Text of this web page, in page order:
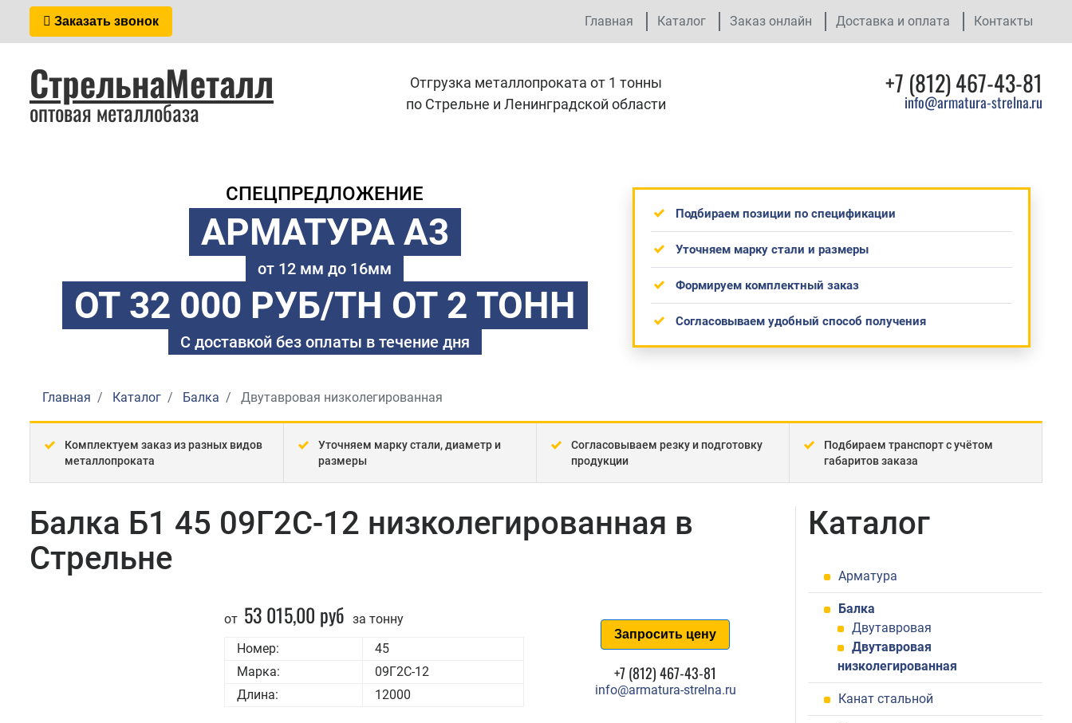
Заказать звонок Главная Каталог Заказ онлайн Доставка и оплата Контакты
СтрельнаМеталл
оптовая металлобаза
Отгрузка металлопроката от 1 тонны
по Стрельне и Ленинградской области
+7 (812) 467-43-81
info@armatura-strelna.ru
СПЕЦПРЕДЛОЖЕНИЕ
АРМАТУРА А3
от 12 мм до 16мм
ОТ 32 000 РУБ/ТН ОТ 2 ТОНН
С доставкой без оплаты в течение дня
Подбираем позиции по спецификации
Уточняем марку стали и размеры
Формируем комплектный заказ
Согласовываем удобный способ получения
Главная Каталог Балка Двутавровая низколегированная
Комплектуем заказ из разных видов
металлопроката
Уточняем марку стали, диаметр и
размеры
Согласовываем резку и подготовку
продукции
Подбираем транспорт с учётом
габаритов заказа
Балка Б1 45 09Г2С-12 низколегированная в
Стрельне
от 53 015,00 руб за тонну
Номер:
45
Марка:
09Г2С-12
Длина:
12000
Запросить цену
+7 (812) 467-43-81
info@armatura-strelna.ru
Каталог
Арматура
Балка
Двутавровая
Двутавровая
низколегированная
Канат стальной